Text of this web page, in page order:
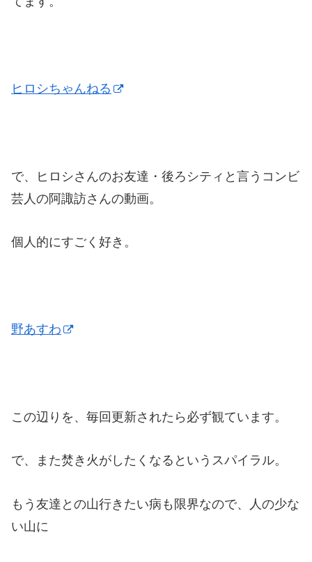
ヒロシちゃんねる
で、ヒロシさんのお友達・後ろシティと言うコンビ
芸人の阿諏訪さんの動画。
個人的にすごく好き。
野あすわ
この辺りを、毎回更新されたら必ず観ています。
で、また焚き火がしたくなるというスパイラル。
もう友達との山行きたい病も限界なので、人の少な
い山に